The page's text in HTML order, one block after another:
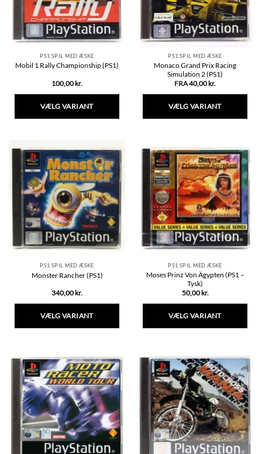
PS1 SPIL MED ÆSKE
Mobil 1 Rally Championship (PS1)
100,00 kr.
VÆLG VARIANT
flere
varianter.
Mulighederne
kan
vælges
på
varesiden
PS1 SPIL MED ÆSKE
Monaco Grand Prix Racing
Simulation 2 (PS1)
FRA40,00 kr.
VÆLG VARIANT
har
flere
varianter.
Mulighederne
kan
vælges
på
varesiden
PS1 SPIL MED ÆSKE
Monster Rancher (PS1)
340,00 kr.
VÆLG VARIANT
har
flere
varianter.
Mulighederne
kan
vælges
på
varesiden
PS1 SPIL MED ÆSKE
Moses Prinz Von Ägypten (PS1 –
Tysk)
50,00 kr.
VÆLG VARIANT
har
flere
varianter.
Mulighederne
kan
vælges
på
varesiden